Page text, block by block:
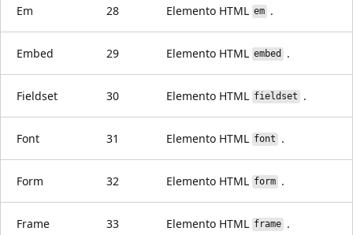
Em 28 Elemento HTML em.
Embed 29 Elemento HTML embed .
Fieldset 30 Elemento HTML fieldset .
Font 31 Elemento HTML font .
Form 32 Elemento HTML form.
Frame 33 Elemento HTML frame.